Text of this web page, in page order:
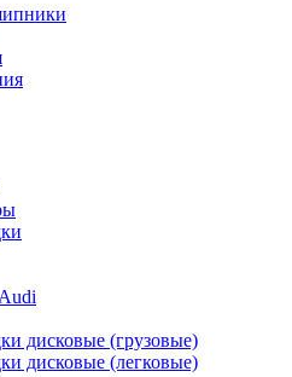
дисковые (грузовые)
дисковые (легковые)